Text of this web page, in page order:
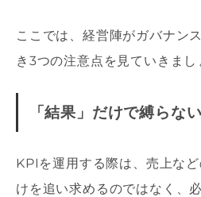
ここでは、経営陣がガバナン
き3つの注意点を見ていきまし
「結果」だけで縛らない
KPIを運用する際は、売上な
けを追い求めるのではなく、